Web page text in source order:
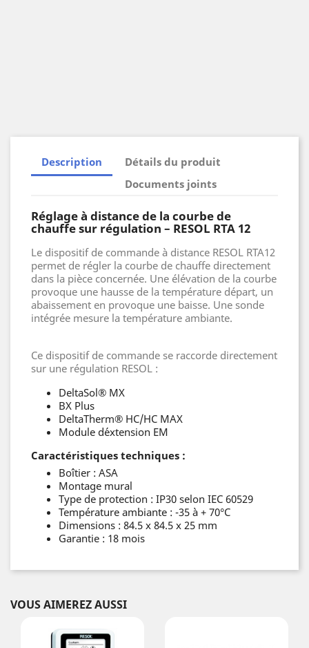
Description
Détails du produit
Documents joints
Réglage à distance de la courbe de
chauffe sur régulation – RESOL RTA 12
Le dispositif de commande à distance RESOL RTA12
permet de régler la courbe de chauffe directement
dans la pièce concernée. Une élévation de la courbe
provoque une hausse de la température départ, un
abaissement en provoque une baisse. Une sonde
intégrée mesure la température ambiante.
Ce dispositif de commande se raccorde directement
sur une régulation RESOL :
DeltaSol® MX
BX Plus
DeltaTherm® HC/HC MAX
Module d´extension EM
Caractéristiques techniques :
Boîtier : ASA
Montage mural
Type de protection : IP30 selon IEC 60529
Température ambiante : -35 à + 70°C
Dimensions : 84.5 x 84.5 x 25 mm
Garantie : 18 mois
VOUS AIMEREZ AUSSI